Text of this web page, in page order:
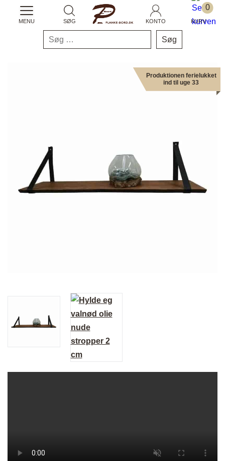
Søg
efter:
MENU SØG KONTO
0
KURV
Produktionen ferielukket
ind til uge 33